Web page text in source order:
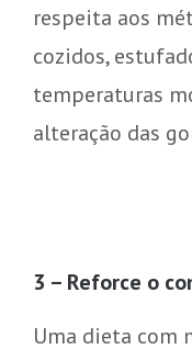
respeita aos
cozidos,
temperaturas
alteração das
3 – Reforce o
Uma dieta com